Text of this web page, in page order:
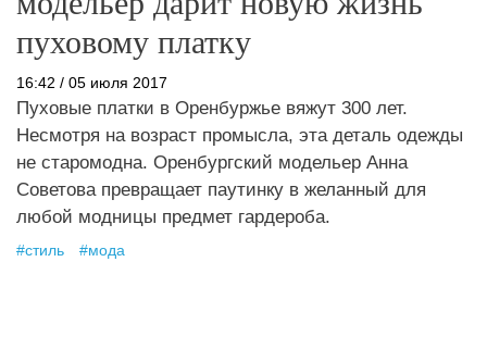
пуховому платку
16:42 / 05 июля 2017
Пуховые платки в Оренбуржье вяжут 300 лет.
Несмотря на возраст промысла, эта деталь одежды
не старомодна. Оренбургский модельер Анна
Советова превращает паутинку в желанный для
любой модницы предмет гардероба.
#стиль #мода